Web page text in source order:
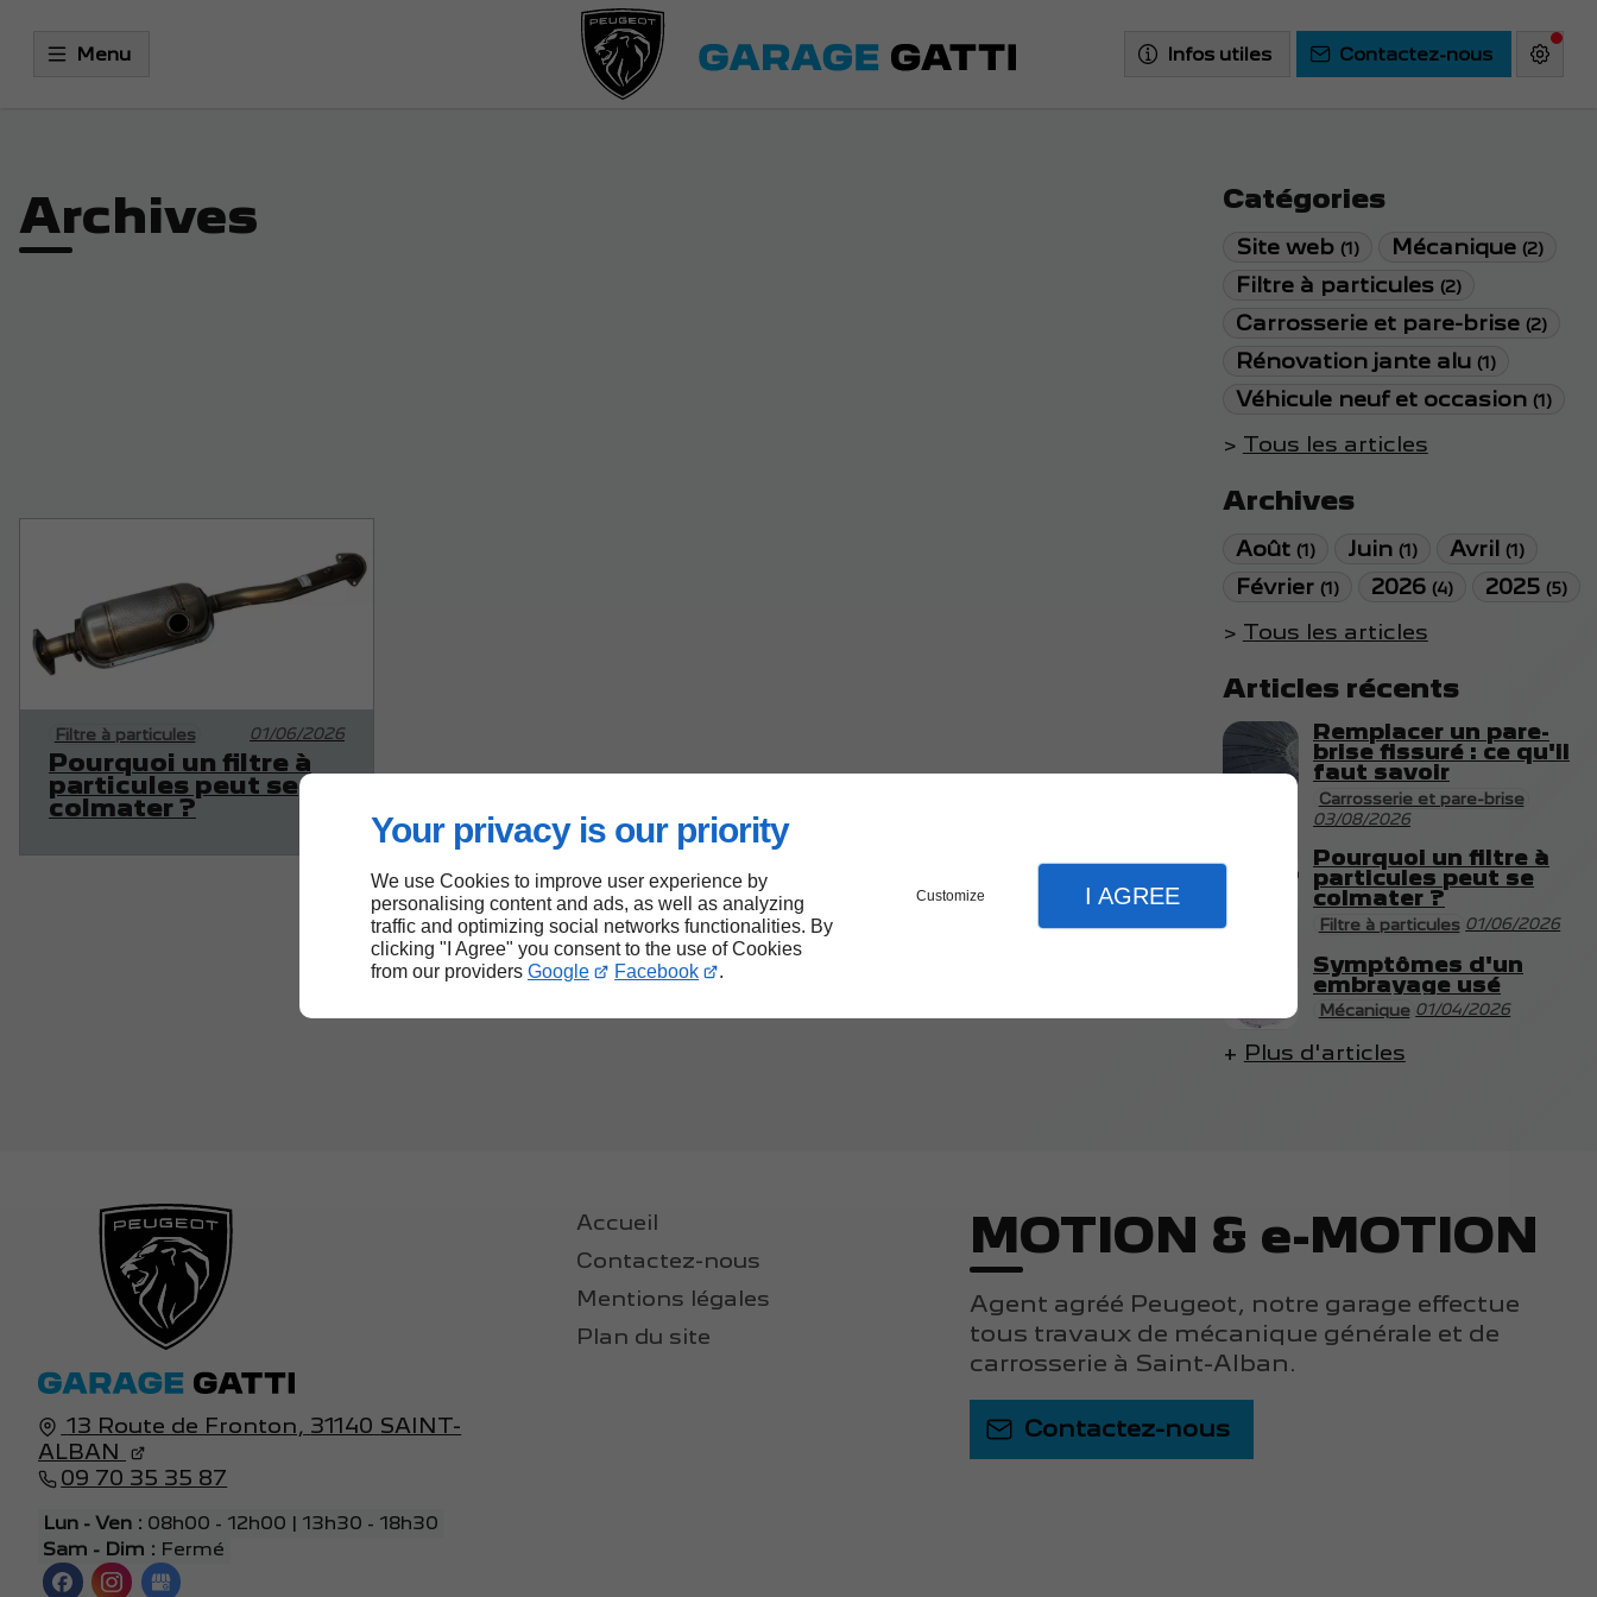
Your privacy is our priority
We use Cookies to improve user experience by
personalising content and ads, as well as analyzing
traffic and optimizing social networks functionalities. By
clicking "I Agree" you consent to the use of Cookies
from our providers Google Facebook .
Customize I AGREE
Menu Infos utiles Contactez-nous
Catégories
Site web (1) Mécanique (2)
Filtre à particules (2)
Carrosserie et pare-brise (2)
Rénovation jante alu (1)
Véhicule neuf et occasion (1)
Tous les articles
Archives
Août (1) Juin (1) Avril (1)
Février (1) 2026 (4) 2025 (5)
Tous les articles
Articles récents
Carrosserie et pare-brise
03/08/2026
Remplacer un pare-
brise fissuré : ce qu'il
faut savoir
Filtre à particules 01/06/2026
Pourquoi un filtre à
particules peut se
colmater ?
Mécanique 01/04/2026
Symptômes d'un
embrayage usé
Plus d'articles
Archives
Filtre à particules 01/06/2026
Pourquoi un filtre à
particules peut se
colmater ?
13 Route de Fronton, 31140 SAINT-
ALBAN
09 70 35 35 87
Lun - Ven : 08h00 - 12h00 | 13h30 - 18h30
Sam - Dim : Fermé
Accueil
Contactez-nous
Mentions légales
Plan du site
MOTION & e-MOTION
Agent agréé Peugeot, notre garage effectue
tous travaux de mécanique générale et de
carrosserie à Saint-Alban.
Contactez-nous